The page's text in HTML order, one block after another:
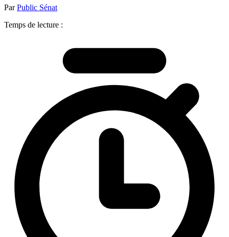
ParPublic Sénat
Temps de lecture :